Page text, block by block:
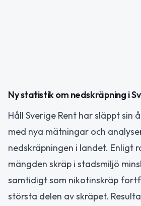
Ny statistik om nedskräpning i
Håll Sverige Rent har släppt sin
med nya mätningar och
nedskräpningen i landet. Enligt
mängden skräp i stadsmiljö
samtidigt som nikotinskräp
största delen av skräpet.